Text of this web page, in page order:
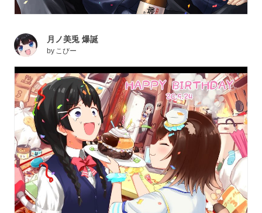
月ノ美兎 爆誕
by こびー